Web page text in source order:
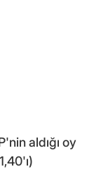
aldığı oy